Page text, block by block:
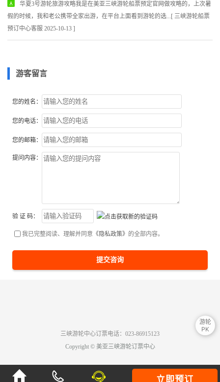
华夏3号游轮旅游攻略我是在美亚三峡游轮船票预定官网做攻略的，上次暑
假的时候，我和老公携带全家出游，在平台上面看到游轮的选...[ 三峡游轮船票
预订中心客服 2025-10-13 ]
游客留言
您的姓名：
您的电话：
您的邮箱：
提问内容：
验 证 码：
我已完整阅读、理解并同意 《隐私政策》 的全部内容。
提交咨询
 立即预订
三峡游轮中心订票电话：023-86915123
Copyright © 美亚三峡游轮订票中心
游轮
PK